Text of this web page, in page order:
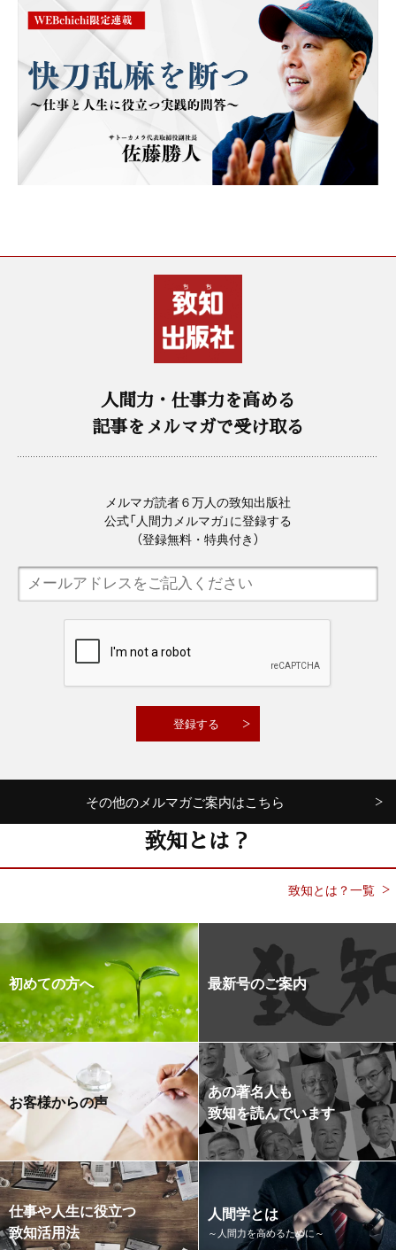
人間力・仕事力を高める
記事をメルマガで受け取る
メルマガ読者６万人の致知出版社
公式「人間力メルマガ」に登録する
（登録無料・特典付き）
その他のメルマガご案内はこちら
致知とは？
致知とは？一覧
初めての方へ 最新号のご案内
お客様からの声
あの著名人も
致知を読んでいます
仕事や人生に役立つ
致知活用法
人間学とは
～人間力を高めるために～